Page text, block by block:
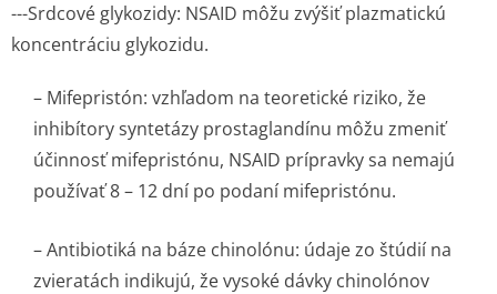
---Srdcové glykozidy: NSAID môžu zvýšiť plazmatickú
koncentráciu glykozidu.
– Mifepristón: vzhľadom na teoretické riziko, že
inhibítory syntetázy prostaglandínu môžu zmeniť
účinnosť mifepristónu, NSAID prípravky sa nemajú
používať 8 – 12 dní po podaní mifepristónu.
–Antibiotiká na báze chinolónu: údaje zo štúdií na
zvieratách indikujú, že vysoké dávky chinolónov